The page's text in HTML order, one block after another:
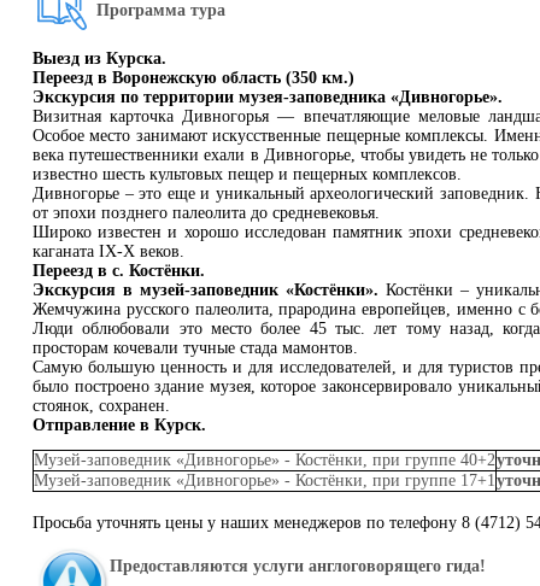
Программа тура
Выезд из Курска.
Переезд в Воронежскую область (350 км.)
Экскурсия по территории музея-заповедника «Дивногорье».
Визитная карточка Дивногорья — впечатляющие меловые
Особое место занимают искусственные пещерные комплексы.
века путешественники ехали в Дивногорье, чтобы увидеть не
известно шесть культовых пещер и пещерных комплексов.
Дивногорье – это еще и уникальный археологический
от эпохи позднего палеолита до средневековья.
Широко известен и хорошо исследован памятник эпохи
каганата IX-X веков.
Переезд в с. Костёнки.
Экскурсия в музей-заповедник «Костёнки». Костёнки –
Жемчужина русского палеолита, прародина европейцев, именно с
Люди облюбовали это место более 45 тыс. лет тому назад,
просторам кочевали тучные стада мамонтов.
Самую большую ценность и для исследователей, и для туристов
было построено здание музея, которое законсервировало
стоянок, сохранен.
Отправление в Курск.
Музей-заповедник «Дивногорье» - Костёнки, при группе 40+2
Музей-заповедник «Дивногорье» - Костёнки, при группе 17+1
Просьба уточнять цены у наших менеджеров по телефону 8 (4712)
Предоставляются услуги англоговорящего гида!